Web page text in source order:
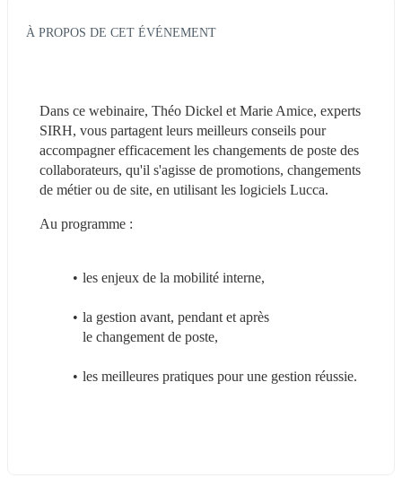
À PROPOS DE CET ÉVÉNEMENT
Dans ce webinaire, Théo Dickel et Marie Amice, experts
SIRH, vous partagent leurs meilleurs conseils pour
accompagner efficacement les changements de poste des
collaborateurs, qu'il s'agisse de promotions, changements
de métier ou de site, en utilisant les logiciels Lucca.
Au programme :
les enjeux de la mobilité interne,
la gestion avant, pendant et après
le changement de poste,
les meilleures pratiques pour une gestion réussie.